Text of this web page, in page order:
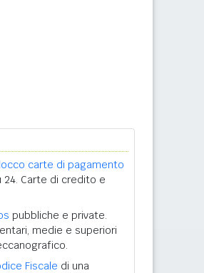
carte di pagamento
24. Carte di credito e
pubbliche e private.
medie e superiori
Fiscale di una